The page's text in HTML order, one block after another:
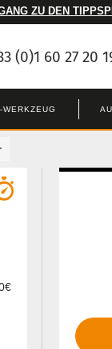
ZU DEN
(0)1 60 27 20